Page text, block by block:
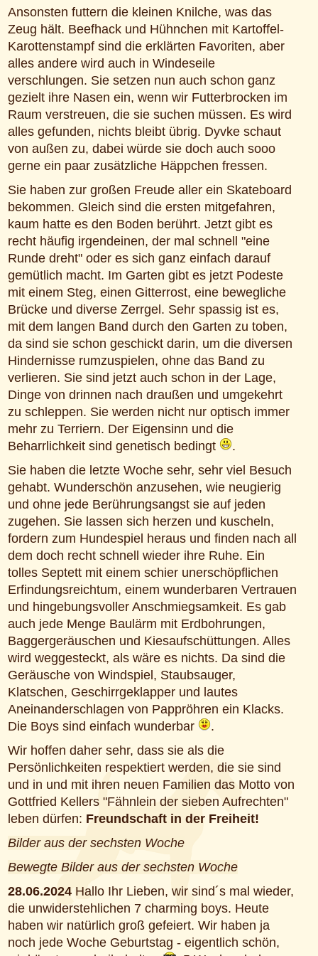
Ansonsten futtern die kleinen Knilche, was das
Zeug hält. Beefhack und Hühnchen mit Kartoffel-
Karottenstampf sind die erklärten Favoriten, aber
alles andere wird auch in Windeseile
verschlungen. Sie setzen nun auch schon ganz
gezielt ihre Nasen ein, wenn wir Futterbrocken im
Raum verstreuen, die sie suchen müssen. Es wird
alles gefunden, nichts bleibt übrig. Dyvke schaut
von außen zu, dabei würde sie doch auch sooo
gerne ein paar zusätzliche Häppchen fressen.
Sie haben zur großen Freude aller ein Skateboard
bekommen. Gleich sind die ersten mitgefahren,
kaum hatte es den Boden berührt. Jetzt gibt es
recht häufig irgendeinen, der mal schnell "eine
Runde dreht" oder es sich ganz einfach darauf
gemütlich macht. Im Garten gibt es jetzt Podeste
mit einem Steg, einen Gitterrost, eine bewegliche
Brücke und diverse Zerrgel. Sehr spassig ist es,
mit dem langen Band durch den Garten zu toben,
da sind sie schon geschickt darin, um die diversen
Hindernisse rumzuspielen, ohne das Band zu
verlieren. Sie sind jetzt auch schon in der Lage,
Dinge von drinnen nach draußen und umgekehrt
zu schleppen. Sie werden nicht nur optisch immer
mehr zu Terriern. Der Eigensinn und die
Beharrlichkeit sind genetisch bedingt
.
Sie haben die letzte Woche sehr, sehr viel Besuch
gehabt. Wunderschön anzusehen, wie neugierig
und ohne jede Berührungsangst sie auf jeden
zugehen. Sie lassen sich herzen und kuscheln,
fordern zum Hundespiel heraus und finden nach all
dem doch recht schnell wieder ihre Ruhe. Ein
tolles Septett mit einem schier unerschöpflichen
Erfindungsreichtum, einem wunderbaren Vertrauen
und hingebungsvoller Anschmiegsamkeit. Es gab
auch jede Menge Baulärm mit Erdbohrungen,
Baggergeräuschen und Kiesaufschüttungen. Alles
wird weggesteckt, als wäre es nichts. Da sind die
Geräusche von Windspiel, Staubsauger,
Klatschen, Geschirrgeklapper und lautes
Aneinanderschlagen von Pappröhren ein Klacks.
Die Boys sind einfach wunderbar
.
Wir hoffen daher sehr, dass sie als die
Persönlichkeiten respektiert werden, die sie sind
und in und mit ihren neuen Familien das Motto von
Gottfried Kellers "Fähnlein der sieben Aufrechten"
leben dürfen: Freundschaft in der Freiheit!
Bilder aus der sechsten Woche
Bewegte Bilder aus der sechsten Woche
28.06.2024 Hallo Ihr Lieben, wir sind´s mal wieder,
die unwiderstehlichen 7 charming boys. Heute
haben wir natürlich groß gefeiert. Wir haben ja
noch jede Woche Geburtstag - eigentlich schön,